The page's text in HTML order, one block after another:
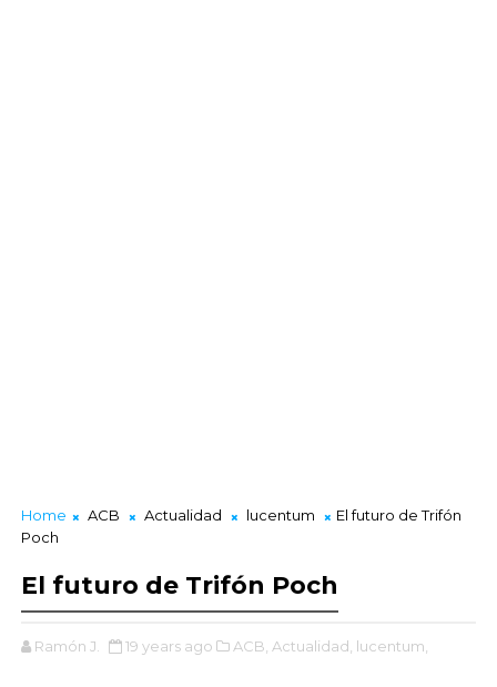
Home ACB Actualidad lucentum
El futuro de Trifón
Poch
El futuro de Trifón Poch
Ramón J. 19 years ago ACB, Actualidad, lucentum,